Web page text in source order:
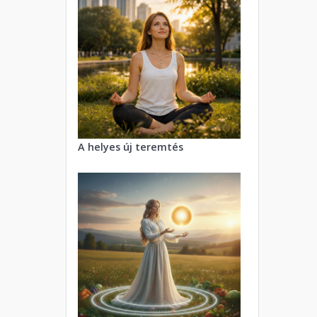
A helyes új teremtés